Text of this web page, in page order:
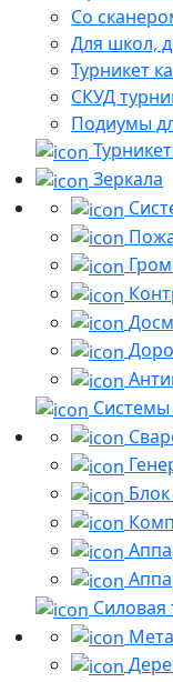
Со
Для школ,
Турникет
СКУД
Подиумы
Зеркала
Системы
Силовая